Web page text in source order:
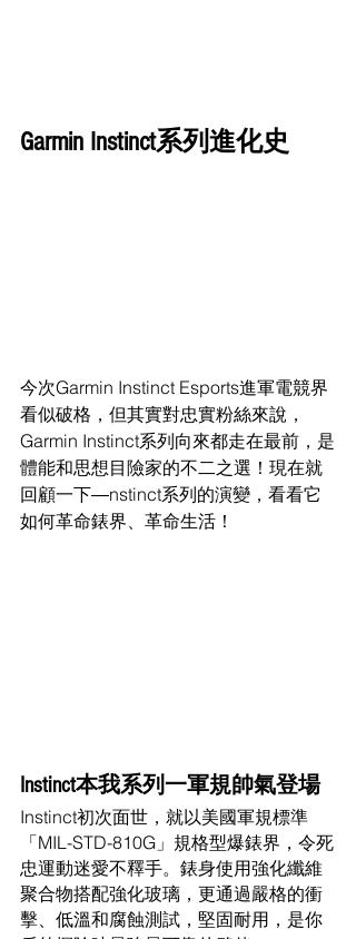
Garmin Instinct系列進化史
今次Garmin Instinct Esports進軍電競界
看似破格，但其實對忠實粉絲來說，
Garmin Instinct系列向來都走在最前，是
體能和思想目險家的不二之選！現在就
回顧一下―nstinct系列的演變，看看它
如何革命錶界、革命生活！
Instinct本我系列一軍規帥氣登場
Instinct初次面世，就以美國軍規標準
「MIL-STD-810G」規格型爆錶界，令死
忠運動迷愛不釋手。錶身使用強化纖維
聚合物搭配強化玻璃，更通過嚴格的衝
擊、低溫和腐蝕測試，堅固耐用，是你